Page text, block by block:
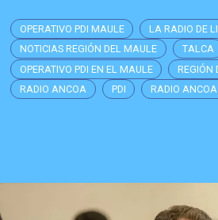
OPERATIVO PDI MAULE
LA RADIO DE
NOTICIAS REGIÓN DEL MAULE
TALCA
OPERATIVO PDI EN EL MAULE
REGIÓN
RADIO ANCOA
PDI RADIO